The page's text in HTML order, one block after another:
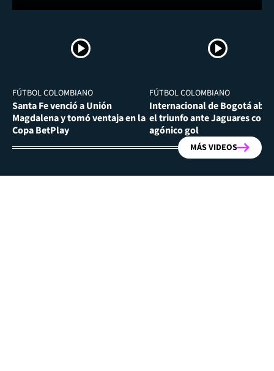
FÚTBOL COLOMBIANO
Santa Fe venció a Unión
Magdalena y tomó ventaja en la
Copa BetPlay
FÚTBOL COLOMBIANO
Internacional de Bogotá
el triunfo ante Jaguares con
agónico gol
MÁS VIDEOS